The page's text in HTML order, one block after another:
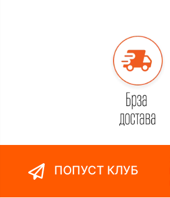
ПОПУСТ КЛУБ